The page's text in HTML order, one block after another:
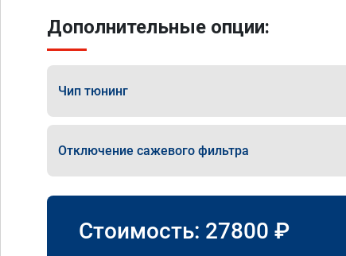
Дополнительные опции:
Чип тюнинг
Отключение сажевого фильтра
Стоимость: 27800 ₽